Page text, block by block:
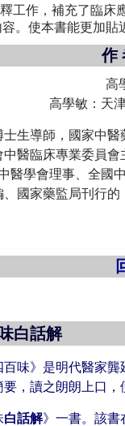
工作，補充了臨
。使本書能更加貼
作
高
高學敏：天
生導師，國家中
醫臨床專業委員
醫學會理事、全國
、國家藥監局刊行
白話解
百味》是明代醫家
，讀之朗朗上口，
白話解》一書。該書